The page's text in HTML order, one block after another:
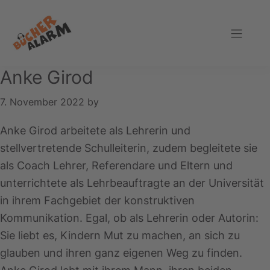
Hauptnavigation
springen
springen
Fußzeile
springen
Anke Girod
7. November 2022 by
Anke Girod arbeitete als Lehrerin und
stellvertretende Schulleiterin, zudem begleitete sie
als Coach Lehrer, Referendare und Eltern und
unterrichtete als Lehrbeauftragte an der Universität
in ihrem Fachgebiet der konstruktiven
Kommunikation. Egal, ob als Lehrerin oder Autorin:
Sie liebt es, Kindern Mut zu machen, an sich zu
glauben und ihren ganz eigenen Weg zu finden.